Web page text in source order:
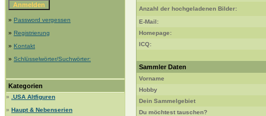
» Password vergessen
» Registrierung
» Kontakt
» Schlüsselwörter/Suchwörter:
Kategorien
»
.USA Altfiguren
» Haupt & Nebenserien
Anzahl der hochgeladenen Bilder:
E-Mail:
Homepage:
ICQ:
Sammler Daten
Vorname
Hobby
Dein Sammelgebiet
Du möchtest tauschen?